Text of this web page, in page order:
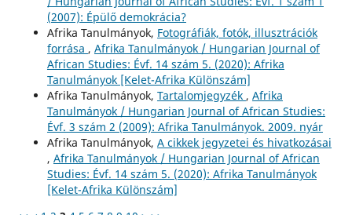
(2007): Épülő demokrácia?
Afrika Tanulmányok, Fotográfiák, fotók, illusztrációk
forrása , Afrika Tanulmányok / Hungarian Journal of
African Studies: Évf. 14 szám 5. (2020): Afrika
Tanulmányok [Kelet-Afrika Különszám]
Afrika Tanulmányok, Tartalomjegyzék , Afrika
Tanulmányok / Hungarian Journal of African Studies:
Évf. 3 szám 2 (2009): Afrika Tanulmányok. 2009. nyár
Afrika Tanulmányok, A cikkek jegyzetei és hivatkozásai
, Afrika Tanulmányok / Hungarian Journal of African
Studies: Évf. 14 szám 5. (2020): Afrika Tanulmányok
[Kelet-Afrika Különszám]